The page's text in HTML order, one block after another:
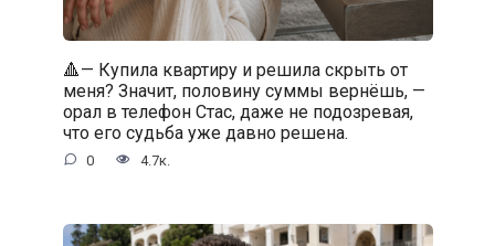
🔺— Купила квартиру и решила скрыть от
меня? Значит, половину суммы вернёшь, —
орал в телефон Стас, даже не подозревая,
что его судьба уже давно решена.
0 4.7к.